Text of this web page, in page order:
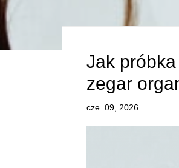
Jak
zegar
cze. 09, 2026